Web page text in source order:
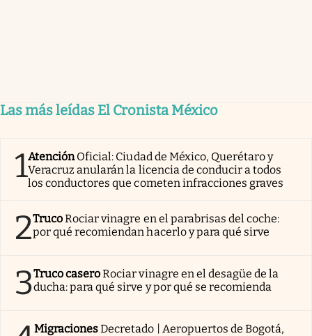
Las más leídas El Cronista México
1AtenciónOficial: Ciudad de México, Querétaro y
Veracruz anularán la licencia de conducir a todos
los conductores que cometen infracciones graves
2TrucoRociar vinagre en el parabrisas del coche:
por qué recomiendan hacerlo y para qué sirve
3Truco caseroRociar vinagre en el desagüe de la
ducha: para qué sirve y por qué se recomienda
MigracionesDecretado | Aeropuertos de Bogotá,